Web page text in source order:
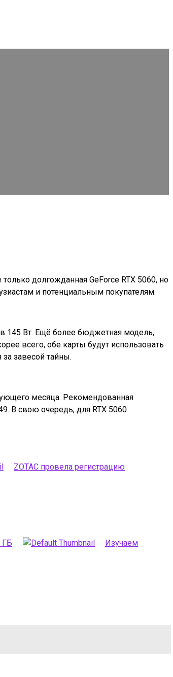
долгожданная GeForce RTX 5060, но
и потенциальным покупателям.
в 145 Вт. Ещё более бюджетная модель,
всего, обе карты будут использовать
завесой тайны.
месяца. Рекомендованная
В свою очередь, для RTX 5060
ZOTAC провела регистрацию
ГБ Изучаем